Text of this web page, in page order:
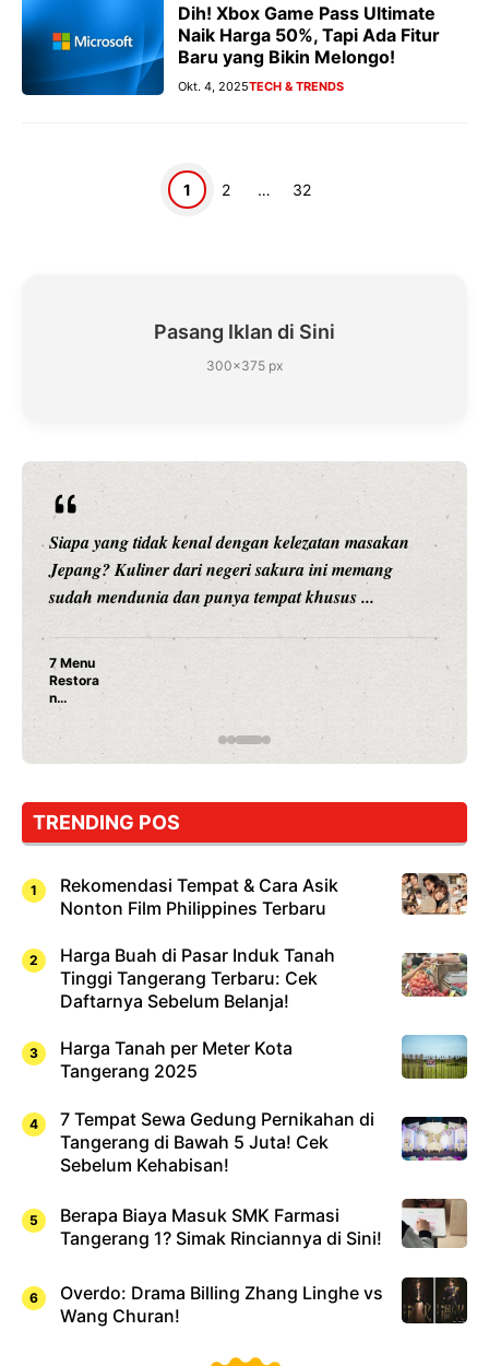
Dih! Xbox Game Pass Ultimate
Naik Harga 50%, Tapi Ada Fitur
Baru yang Bikin Melongo!
Okt. 4, 2025TECH & TRENDS
Halaman
1 Halaman
2 … Halaman
32
Pasang Iklan di Sini
300×375 px
Siapa yang tidak kenal dengan kelezatan masakan
Jepang? Kuliner dari negeri sakura ini memang
sudah mendunia dan punya tempat khusus ...
7 Menu
Restora
n
Jepang
yang
Dicoba,
Cuma
Sushi!
TRENDING POS
Rekomendasi Tempat & Cara Asik
Nonton Film Philippines Terbaru
Harga Buah di Pasar Induk Tanah
Tinggi Tangerang Terbaru: Cek
Daftarnya Sebelum Belanja!
Harga Tanah per Meter Kota
Tangerang 2025
7 Tempat Sewa Gedung Pernikahan di
Tangerang di Bawah 5 Juta! Cek
Sebelum Kehabisan!
Berapa Biaya Masuk SMK Farmasi
Tangerang 1? Simak Rinciannya di Sini!
Overdo: Drama Billing Zhang Linghe vs
Wang Churan!